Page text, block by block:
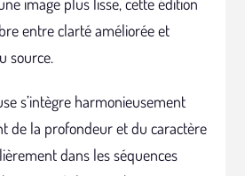
entre clarté améliorée et
source.
s’intègre harmonieusement
de la profondeur et du caractère
dans les séquences